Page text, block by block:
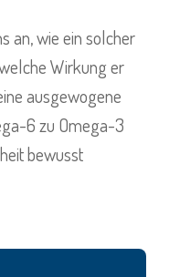
an, wie ein solcher
Wirkung er
ausgewogene
6 zu Omega-3
bewusst